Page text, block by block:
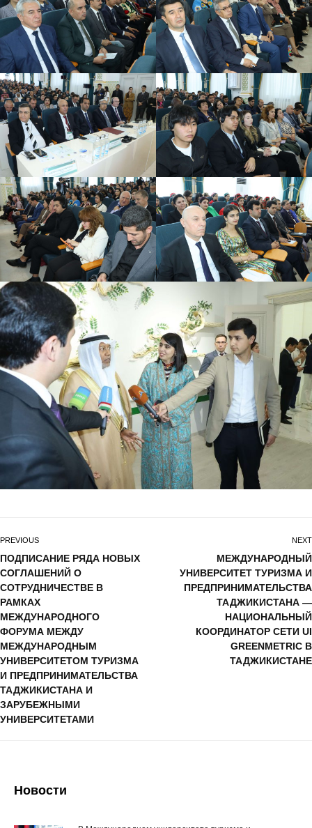
PREVIOUS
ПОДПИСАНИЕ РЯДА НОВЫХ
СОГЛАШЕНИЙ О
СОТРУДНИЧЕСТВЕ В
РАМКАХ
МЕЖДУНАРОДНОГО
ФОРУМА МЕЖДУ
МЕЖДУНАРОДНЫМ
УНИВЕРСИТЕТОМ ТУРИЗМА
И ПРЕДПРИНИМАТЕЛЬСТВА
ТАДЖИКИСТАНА И
ЗАРУБЕЖНЫМИ
УНИВЕРСИТЕТАМИ
NEXT
МЕЖДУНАРОДНЫЙ
УНИВЕРСИТЕТ ТУРИЗМА И
ПРЕДПРИНИМАТЕЛЬСТВА
ТАДЖИКИСТАНА —
НАЦИОНАЛЬНЫЙ
КООРДИНАТОР СЕТИ UI
GREENMETRIC В
ТАДЖИКИСТАНЕ
Новости